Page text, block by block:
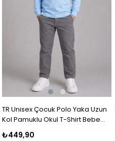
TR Unisex Çocuk Polo Yaka Uzun
Kol Pamuklu Okul T-Shirt Bebe
Mavi
₺449,90